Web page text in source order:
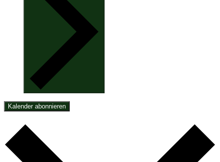
Kalender abonnieren